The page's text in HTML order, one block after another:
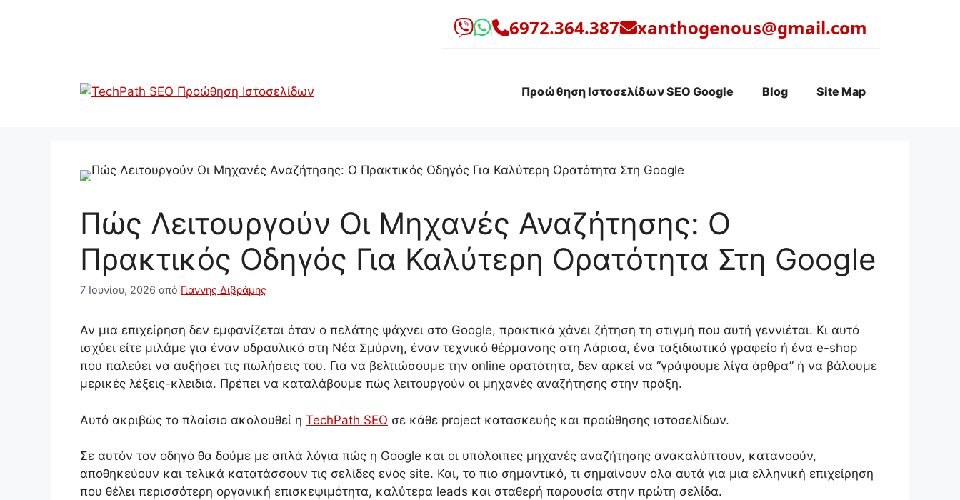
6972.364.387 xanthogenous@gmail.com
Προώθηση Ιστοσελίδων SEO Google Blog Site Map
Πώς Λειτουργούν Οι Μηχανές Αναζήτησης: Ο
Πρακτικός Οδηγός Για Καλύτερη Ορατότητα Στη Google
7 Ιουνίου, 2026 από Γιάννης Διβράμης
Αν μια επιχείρηση δεν εμφανίζεται όταν ο πελάτης ψάχνει στο Google, πρακτικά χάνει ζήτηση τη στιγμή που αυτή γεννιέται. Κι αυτό
ισχύει είτε μιλάμε για έναν υδραυλικό στη Νέα Σμύρνη, έναν τεχνικό θέρμανσης στη Λάρισα, ένα ταξιδιωτικό γραφείο ή ένα e-shop
που παλεύει να αυξήσει τις πωλήσεις του. Για να βελτιώσουμε την online ορατότητα, δεν αρκεί να “γράψουμε λίγα άρθρα” ή να βάλουμε
μερικές λέξεις-κλειδιά. Πρέπει να καταλάβουμε πώς λειτουργούν οι μηχανές αναζήτησης στην πράξη.
Αυτό ακριβώς το πλαίσιο ακολουθεί η TechPath SEO σε κάθε project κατασκευής και προώθησης ιστοσελίδων.
Σε αυτόν τον οδηγό θα δούμε με απλά λόγια πώς η Google και οι υπόλοιπες μηχανές αναζήτησης ανακαλύπτουν, κατανοούν,
αποθηκεύουν και τελικά κατατάσσουν τις σελίδες ενός site. Και, το πιο σημαντικό, τι σημαίνουν όλα αυτά για μια ελληνική επιχείρηση
που θέλει περισσότερη οργανική επισκεψιμότητα, καλύτερα leads και σταθερή παρουσία στην πρώτη σελίδα.